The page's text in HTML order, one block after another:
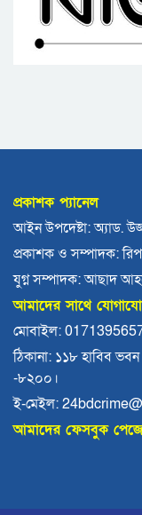
বিএম
খসে
উদ্ধার
দেশে
প্রকাশক প্যানেল
আইন উপদেষ্টা: অ্যাড.
প্রকাশক ও সম্পাদক:
যুগ্ন সম্পাদক: আছাদ
আমাদের সাথে
মোবাইল:
ঠিকানা: ১১৮ হাবিব
-৮২০০।
ই-মেইল:
আমাদের ফেসবুক পেজে